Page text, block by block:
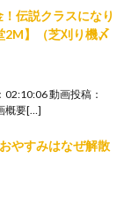
伝説クラスになり
2M】（芝刈り機〆
動画投稿：
要[…]
やすみはなぜ解散